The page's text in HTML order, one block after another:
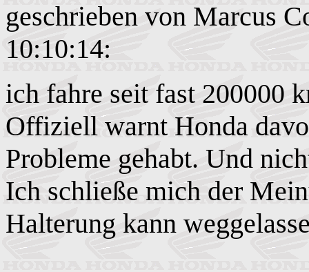
geschrieben von Marcus
10:10:14:
ich fahre seit fast 200000
Offiziell warnt Honda
Probleme gehabt. Und
Ich schließe mich der
Halterung kann